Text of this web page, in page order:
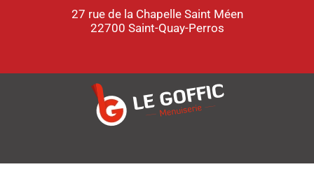
27 rue de la Chapelle Saint Méen
22700 Saint-Quay-Perros